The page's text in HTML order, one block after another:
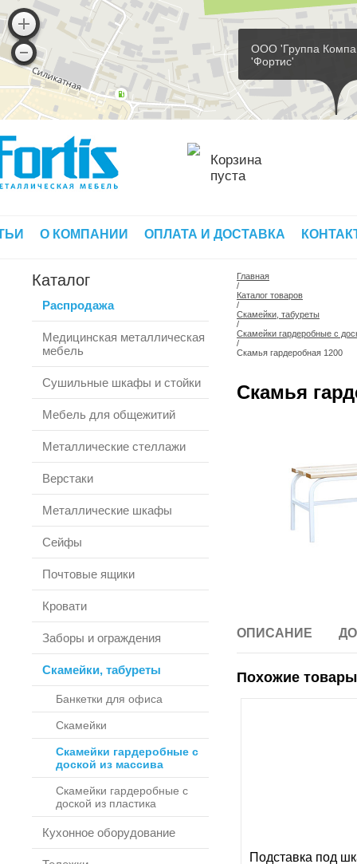
ООО 'Группа
'Фортис'
Корзина
пуста
О КОМПАНИИ ОПЛАТА И ДОСТАВКА
Каталог
Распродажа
Медицинская металлическая
мебель
Сушильные шкафы и стойки
Мебель для общежитий
Металлические стеллажи
Верстаки
Металлические шкафы
Сейфы
Почтовые ящики
Кровати
Заборы и ограждения
Скамейки, табуреты
Банкетки для офиса
Скамейки
Скамейки гардеробные с
доской из массива
Скамейки гардеробные с
доской из пластика
Кухонное оборудование
Главная
/
Каталог товаров
/
Скамейки, табуреты
/
Скамейки гардеробные с
/
Скамья гардеробная 1200
Скамья
ОПИСАНИЕ
Похожие
Подставка под